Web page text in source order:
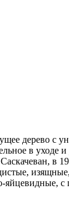
дерево
в уходе
в
яйцевидные,